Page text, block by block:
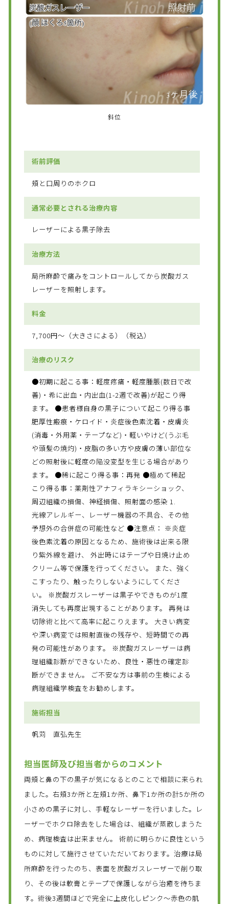
斜位
術前評価
頬と口周りのホクロ
通常必要とされる治療内容
レーザーによる黒子除去
治療方法
局所麻酔で痛みをコントロールしてから炭酸ガス
レーザーを照射します。
料金
7,700円～（大きさによる）（税込）
治療のリスク
●初期に起こる事：軽度疼痛・軽度腫脹(数日で改
善)・希に出血・内出血(1-2週で改善)が起こり得
ます。 ●患者様自身の黒子について起こり得る事
肥厚性瘢痕・ケロイド・炎症後色素沈着・皮膚炎
(消毒・外用薬・テープなど)・軽いやけど(うぶ毛
や頭髪の焼灼)・皮脂の多い方や皮膚の薄い部位な
どの照射後に軽度の陥没変型を生じる場合があり
ます。 ●稀に起こり得る事：再発 ●極めて稀起
こり得る事：薬剤性アナフィラキシーショック、
周辺組織の損傷、神経損傷、照射面の感染 1.
光線アレルギー、レーザー機器の不具合、その他
予想外の合併症の可能性など ●注意点： ※炎症
後色素沈着の原因となるため、施術後は出来る限
り紫外線を避け、 外出時にはテープや日焼け止め
クリーム等で保護を行ってください。 また、強く
こすったり、触ったりしないようにしてくださ
い。 ※炭酸ガスレーザーは黒子やできものが1度
消失しても再度出現することがあります。 再発は
切除術と比べて高率に起こりえます。 大きい病変
や深い病変では照射直後の残存や、短時間での再
発の可能性があります。 ※炭酸ガスレーザーは病
理組織診断ができないため、良性・悪性の確定診
断ができません。 ご不安な方は事前の生検による
病理組織学検査をお勧めします。
施術担当
帆苅 直弘先生
担当医師及び担当者からのコメント
両頬と鼻の下の黒子が気になるとのことで相談に来られ
ました。右頬3か所と左頬1か所、鼻下1か所の計5か所の
小さめの黒子に対し、手軽なレーザーを行いました。レ
ーザーでホクロ除去をした場合は、組織が蒸散しまうた
め、病理検査は出来ません。 術前に明らかに良性という
ものに対して施行させていただいております。治療は局
所麻酔を行ったのち、表面を炭酸ガスレーザーで削り取
り、その後は軟膏とテープで保護しながら治癒を待ちま
す。術後3週間ほどで完全に上皮化しピンク～赤色の肌